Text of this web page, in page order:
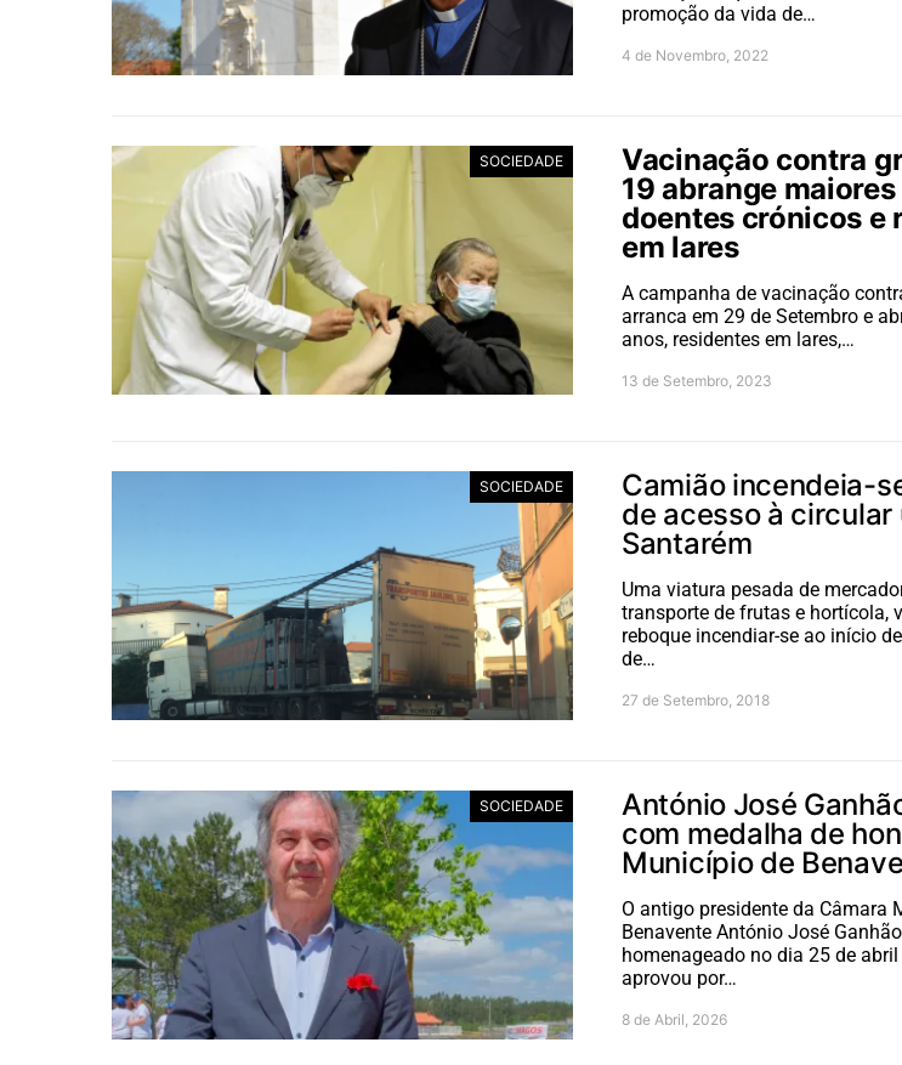
promoção da vida de…
4 de Novembro, 2022
SOCIEDADE
Vacinação contra
19 abrange
doentes crónicos e
em lares
A campanha de vacinação
arranca em 29 de Setembro e
anos, residentes em lares,…
13 de Setembro, 2023
SOCIEDADE
Camião incendeia-
de acesso à circular
Santarém
Uma viatura pesada de
transporte de frutas e hortícola,
reboque incendiar-se ao início
de…
27 de Setembro, 2018
SOCIEDADE
António José
com medalha de
Município de
O antigo presidente da Câmara
Benavente António José
homenageado no dia 25 de
aprovou por…
8 de Abril, 2026